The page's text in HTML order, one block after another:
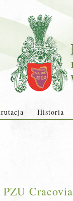
Historia
Cracovia